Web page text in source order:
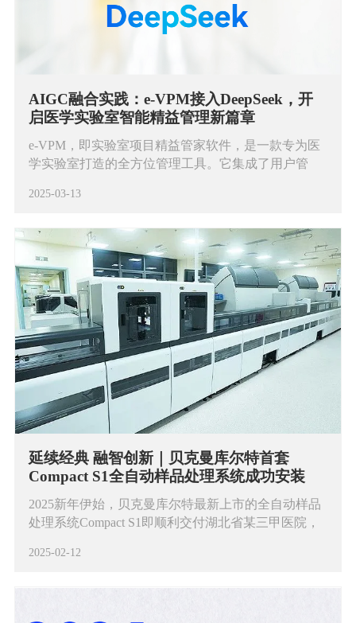
AIGC融合实践：e-VPM接入DeepSeek，开
启医学实验室智能精益管理新篇章
e-VPM，即实验室项目精益管家软件，是一款专为医
学实验室打造的全方位管理工具。它集成了用户管
五大核心功能，旨在帮助实验室实现更高效、更智能
2025-03-13
延续经典 融智创新｜贝克曼库尔特首套
Compact S1全自动样品处理系统成功安装
2025新年伊始，贝克曼库尔特最新上市的全自动样品
处理系统Compact S1即顺利交付湖北省某三甲医院，
贝克曼库尔特全新Compact S1全自动样品处理系统的
2025-02-12